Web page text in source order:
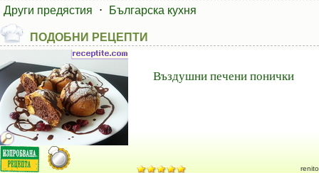
Други предястия
⋅ Българска кухня
ПОДОБНИ РЕЦЕПТИ
Въздушни печени понички
renito